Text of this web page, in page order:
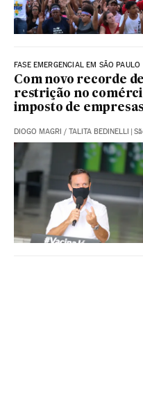
FASE EMERGENCIAL EM SÃO PAULO
Com novo recorde
restrição no
imposto de empresas
DIOGO MAGRI / TALITA BEDINELLI |